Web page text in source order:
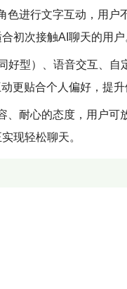
色进行文字互动，用户
初次接触AI聊天的用户
好型）、语音交互、自
更贴合个人偏好，提升
耐心的态度，用户可
现轻松聊天。